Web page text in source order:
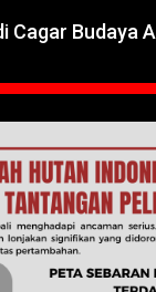
Cagar Budaya